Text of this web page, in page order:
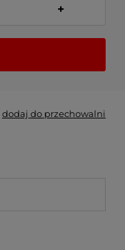
+
dodaj do przechowalni